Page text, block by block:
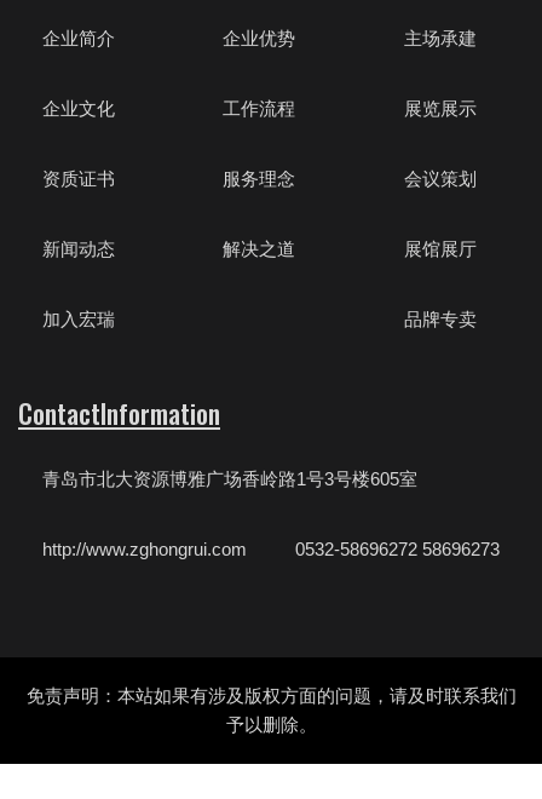
企业简介
企业文化
资质证书
新闻动态
加入宏瑞
企业优势
工作流程
服务理念
解决之道
主场承建
展览展示
会议策划
展馆展厅
品牌专卖
ContactInformation
青岛市北大资源博雅广场香岭路1号3号楼605室
http://www.zghongrui.com 0532-58696272 58696273
免责声明：本站如果有涉及版权方面的问题，请及时联系我们
予以删除。